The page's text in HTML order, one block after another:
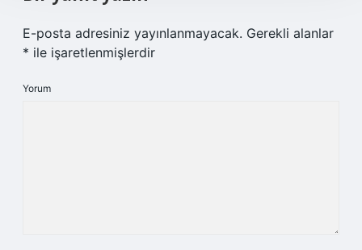
E-posta adresiniz yayınlanmayacak. Gerekli alanlar
* ile işaretlenmişlerdir
Yorum